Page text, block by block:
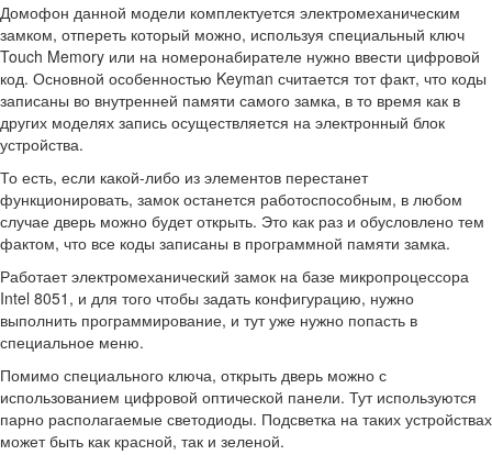
Домофон данной модели комплектуется электромеханическим
замком, отпереть который можно, используя специальный ключ
Touch Memory или на номеронабирателе нужно ввести цифровой
код. Основной особенностью Keyman считается тот факт, что коды
записаны во внутренней памяти самого замка, в то время как в
других моделях запись осуществляется на электронный блок
устройства.
То есть, если какой-либо из элементов перестанет
функционировать, замок останется работоспособным, в любом
случае дверь можно будет открыть. Это как раз и обусловлено тем
фактом, что все коды записаны в программной памяти замка.
Работает электромеханический замок на базе микропроцессора
Intel 8051, и для того чтобы задать конфигурацию, нужно
выполнить программирование, и тут уже нужно попасть в
специальное меню.
Помимо специального ключа, открыть дверь можно с
использованием цифровой оптической панели. Тут используются
парно располагаемые светодиоды. Подсветка на таких устройствах
может быть как красной, так и зеленой.